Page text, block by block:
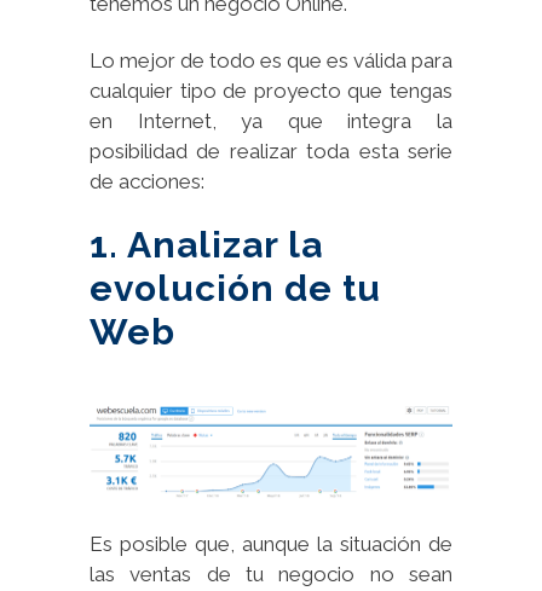
Lo mejor de todo es que es válida para
cualquier tipo de proyecto que tengas
en Internet, ya que integra la
posibilidad de realizar toda esta serie
de acciones:
1. Analizar la
evolución de tu
Web
Es posible que, aunque la situación de
las ventas de tu negocio no sean